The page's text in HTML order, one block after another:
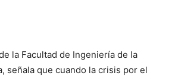
la Facultad de Ingeniería de la
señala que cuando la crisis por el